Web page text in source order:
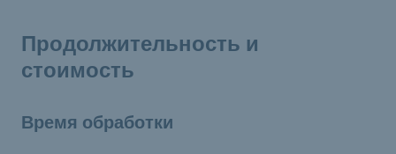
Продолжительность и
стоимость
Время обработки